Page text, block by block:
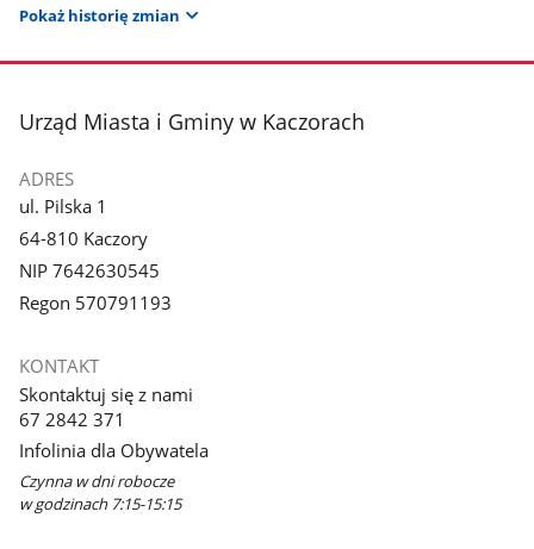
Pokaż historię zmian
stopka
Urząd Miasta i Gminy w Kaczorach
ADRES
ul. Pilska 1
64-810 Kaczory
NIP 7642630545
Regon 570791193
KONTAKT
Skontaktuj się z nami
67 2842 371
Infolinia dla Obywatela
Czynna w dni robocze
w godzinach 7:15-15:15